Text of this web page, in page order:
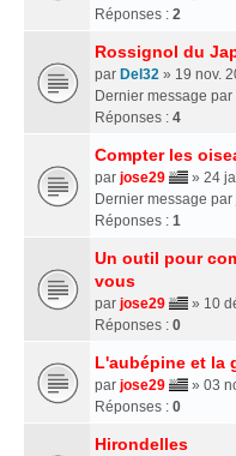
Réponses : 2
Rossignol du
par Del32 » 19 nov.
Dernier message par
Réponses : 4
Compter les
par jose29
» 24
Dernier message par
Réponses : 1
Un outil pour
vous
par jose29
» 10
Réponses : 0
L'aubépine et la
par jose29
» 03
Réponses : 0
Hirondelles